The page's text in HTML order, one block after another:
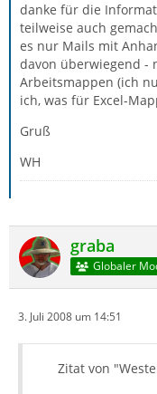
danke für die
teilweise auch
es nur Mails mit
davon überwiegend -
Arbeitsmappen (ich
ich, was für Excel-
Gruß
WH
graba
Globaler
3. Juli 2008 um 14:51
Zitat von